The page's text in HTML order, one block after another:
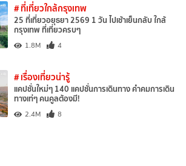
# ที่เที่ยวใกล้กรุงเทพ
25 ที่เที่ยวอยุธยา 2569 1 วัน ไปเช้าเย็นกลับ ใกล้
กรุงเทพ ที่เที่ยวครบๆ
1.8M 4
# เรื่องเที่ยวน่ารู้
แคปชั่นใหม่ๆ 140 แคปชั่นการเดินทาง คำคมการเดิน
ทางเท่ๆ คนคูลต้องมี!
2.4M 8